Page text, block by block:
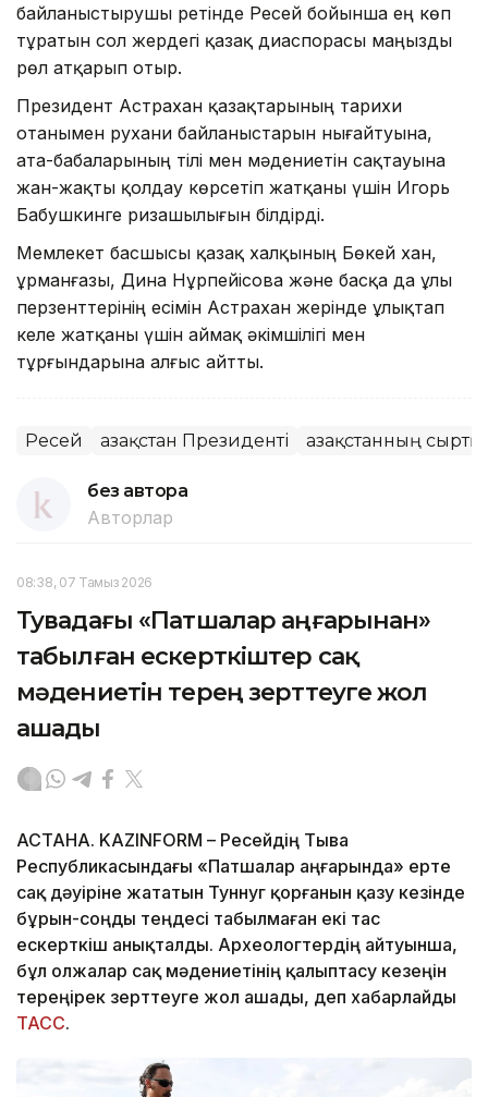
байланыстырушы ретінде Ресей бойынша ең көп
тұратын сол жердегі қазақ диаспорасы маңызды
рөл атқарып отыр.
Президент Астрахан қазақтарының тарихи
отанымен рухани байланыстарын нығайтуына,
ата-бабаларының тілі мен мәдениетін сақтауына
жан-жақты қолдау көрсетіп жатқаны үшін Игорь
Бабушкинге ризашылығын білдірді.
Мемлекет басшысы қазақ халқының Бөкей хан,
Құрманғазы, Дина Нұрпейісова және басқа да ұлы
перзенттерінің есімін Астрахан жерінде ұлықтап
келе жатқаны үшін аймақ әкімшілігі мен
тұрғындарына алғыс айтты.
Ресей Қазақстан Президенті Қазақстанның
без автора
Авторлар
08:38, 07 Тамыз 2026
Тувадағы «Патшалар аңғарынан»
табылған ескерткіштер сақ
мәдениетін терең зерттеуге жол
ашады
АСТАНА. KAZINFORM – Ресейдің Тыва
Республикасындағы «Патшалар аңғарында» ерте
сақ дәуіріне жататын Туннуг қорғанын қазу кезінде
бұрын-соңды теңдесі табылмаған екі тас
ескерткіш анықталды. Археологтердің айтуынша,
бұл олжалар сақ мәдениетінің қалыптасу кезеңін
тереңірек зерттеуге жол ашады, деп хабарлайды
ТАСС.